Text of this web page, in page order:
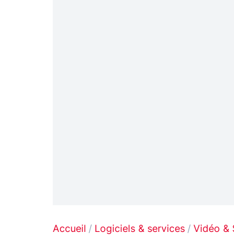
Accueil Logiciels & services Vidéo &